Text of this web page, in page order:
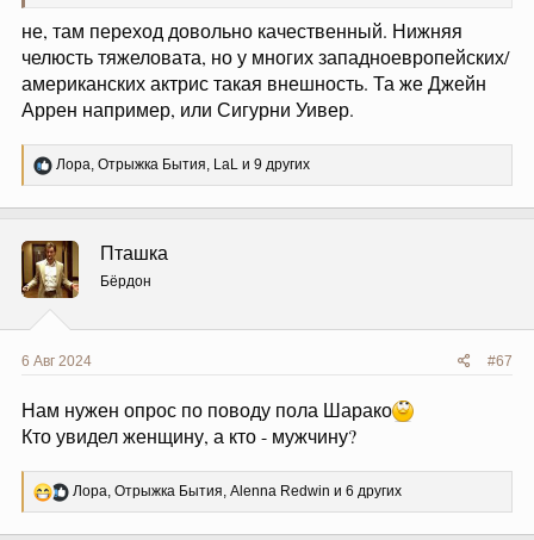
не, там переход довольно качественный. Нижняя
челюсть тяжеловата, но у многих западноевропейских/
американских актрис такая внешность. Та же Джейн
Аррен например, или Сигурни Уивер.
Р
е
ц
и
и
:
Лора, Отрыжка Бытия, LaL и 9 других
Пташка
Бёрдон
6 Авг 2024 #67
Нам нужен опрос по поводу пола Шарако
Кто увидел женщину, а кто - мужчину?
Р
е
Лора, Отрыжка Бытия, Alenna Redwin и 6 других